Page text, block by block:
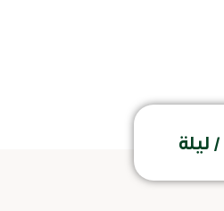
ليلة